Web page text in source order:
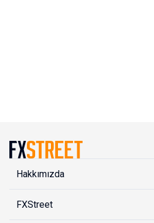
Hakkımızda
FXStreet